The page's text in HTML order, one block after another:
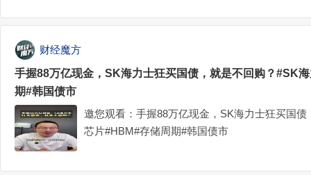
财经魔方
手握88万亿现金，SK海力士狂买国债，就是不回购？#SK
期#韩国债市
邀您观看：手握88万亿现金，SK海力士狂买国
芯片#HBM#存储周期#韩国债市